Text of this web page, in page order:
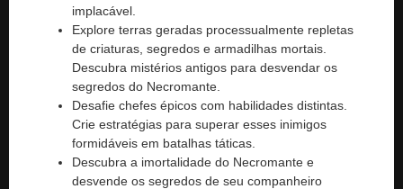
implacável.
Explore terras geradas processualmente repletas
de criaturas, segredos e armadilhas mortais.
Descubra mistérios antigos para desvendar os
segredos do Necromante.
Desafie chefes épicos com habilidades distintas.
Crie estratégias para superar esses inimigos
formidáveis ​​em batalhas táticas.
Descubra a imortalidade do Necromante e
desvende os segredos de seu companheiro